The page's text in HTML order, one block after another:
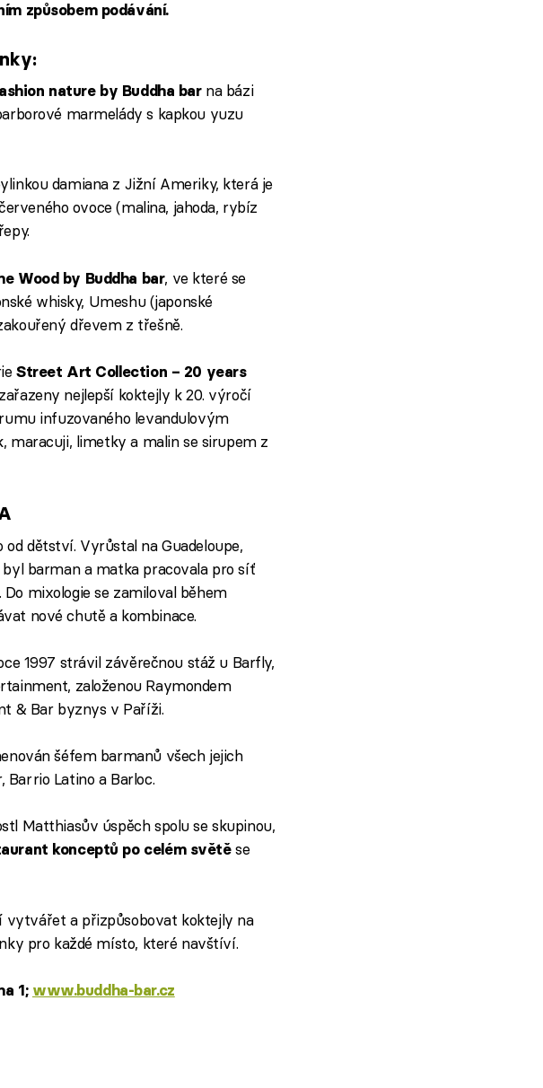
způsobem podávání.
nature by Buddha barna bázi
marmelády s kapkou yuzu
damiana z Jižní Ameriky, která je
ovoce (malina, jahoda, rybíz
Wood by Buddha bar, ve které se
whisky, Umeshu (japonské
dřevem z třešně.
Street Art Collection – 20 years
nejlepší koktejly k 20. výročí
infuzovaného levandulovým
maracuji, limetky a malin se sirupem z
dětství. Vyrůstal na Guadeloupe,
barman a matka pracovala pro síť
mixologie se zamiloval během
nové chutě a kombinace.
1997 strávil závěrečnou stáž u Barfly,
založenou Raymondem
& Bar byznys v Paříži.
šéfem barmanů všech jejich
Barrio Latino a Barloc.
Matthiasův úspěch spolu se skupinou,
konceptů po celém světěse
vytvářet a přizpůsobovat koktejly na
pro každé místo, které navštíví.
1; www.buddha-bar.cz